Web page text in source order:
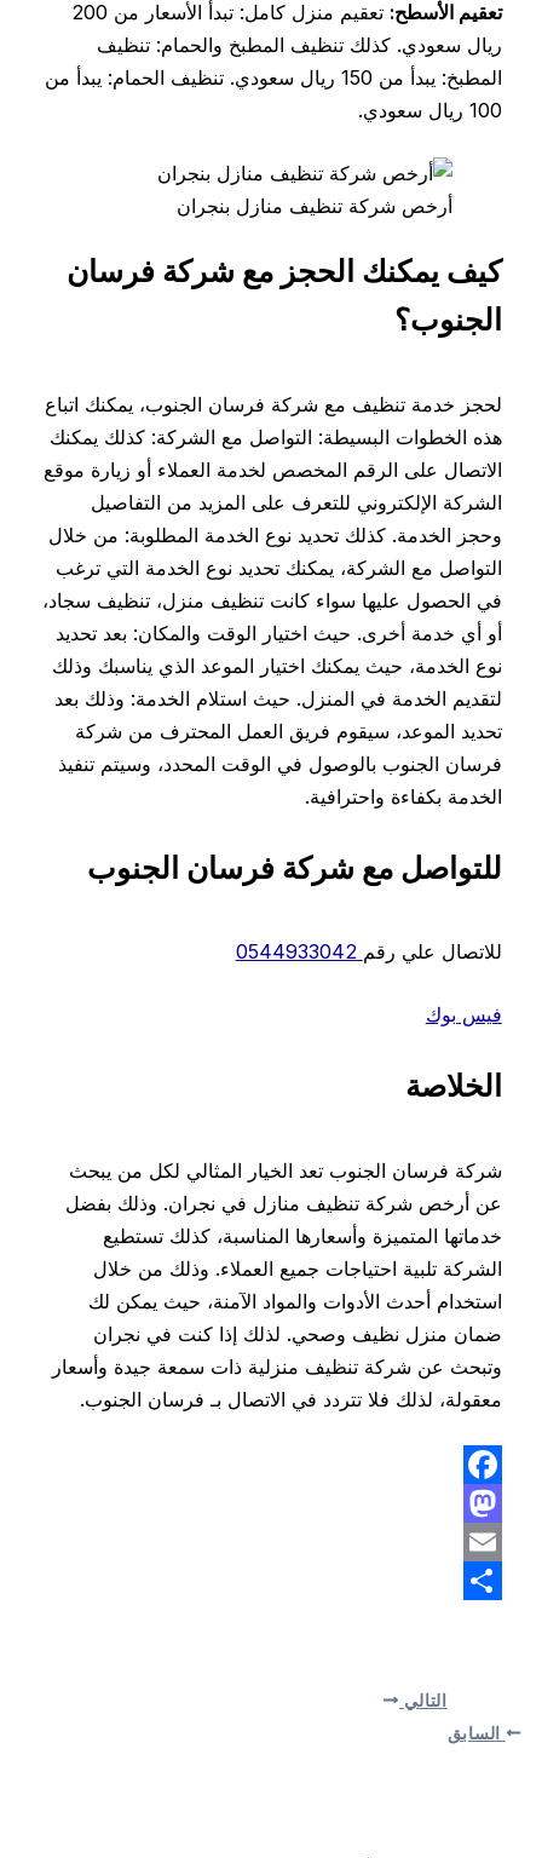
تعقيم الأسطح:
تعقيم منزل كامل: تبدأ الأسعار من 200
ريال سعودي. كذلك تنظيف المطبخ والحمام: تنظيف
المطبخ: يبدأ من 150 ريال سعودي. تنظيف الحمام: يبدأ من
أرخص شركة تنظيف منازل بنجران
كيف يمكنك الحجز مع شركة فرسان
الجنوب؟
لحجز خدمة تنظيف مع شركة فرسان الجنوب، يمكنك اتباع
هذه الخطوات البسيطة: التواصل مع الشركة: كذلك يمكنك
الاتصال على الرقم المخصص لخدمة العملاء أو زيارة موقع
الشركة الإلكتروني للتعرف على المزيد من التفاصيل
وحجز الخدمة. كذلك تحديد نوع الخدمة المطلوبة: من خلال
التواصل مع الشركة، يمكنك تحديد نوع الخدمة التي ترغب
في الحصول عليها سواء كانت تنظيف منزل، تنظيف سجاد،
أو أي خدمة أخرى. حيث اختيار الوقت والمكان: بعد تحديد
نوع الخدمة، حيث يمكنك اختيار الموعد الذي يناسبك وذلك
لتقديم الخدمة في المنزل. حيث استلام الخدمة: وذلك بعد
تحديد الموعد، سيقوم فريق العمل المحترف من شركة
فرسان الجنوب بالوصول في الوقت المحدد، وسيتم تنفيذ
الخدمة بكفاءة واحترافية.
للتواصل مع شركة فرسان الجنوب
للاتصال علي رقم 0544933042
فيس بوك
الخلاصة
شركة فرسان الجنوب تعد الخيار المثالي لكل من يبحث
عن أرخص شركة تنظيف منازل في نجران. وذلك بفضل
خدماتها المتميزة وأسعارها المناسبة، كذلك تستطيع
الشركة تلبية احتياجات جميع العملاء. وذلك من خلال
استخدام أحدث الأدوات والمواد الآمنة، حيث يمكن لك
ضمان منزل نظيف وصحي. لذلك إذا كنت في نجران
وتبحث عن شركة تنظيف منزلية ذات سمعة جيدة وأسعار
معقولة، لذلك فلا تتردد في الاتصال بـ فرسان الجنوب.
Facebook
Mastodon
Email
السابق
التالي